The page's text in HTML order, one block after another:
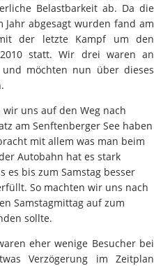
Belastbarkeit ab. Da die
Jahr abgesagt wurden fand am
der letzte Kampf um den
statt. Wir drei waren an
möchten nun über dieses
uns auf den Weg nach
am Senftenberger See haben
mit allem was man beim
Autobahn hat es stark
es bis zum Samstag besser
So machten wir uns nach
Samstagmittag auf zum
sollte.
eher wenige Besucher bei
Verzögerung im Zeitplan